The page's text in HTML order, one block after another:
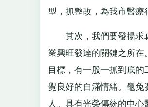
型，抓整改，為我市醫療
其次，我們要發揚求真
業興旺發達的關鍵之所在
目標，有一股一抓到底
覺良好的自滿情緒。龜兔
人。具有光榮傳統的中